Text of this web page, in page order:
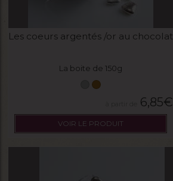
Les coeurs argentés /or au chocolat
La boite de 150g
6,85€
VOIR LE PRODUIT